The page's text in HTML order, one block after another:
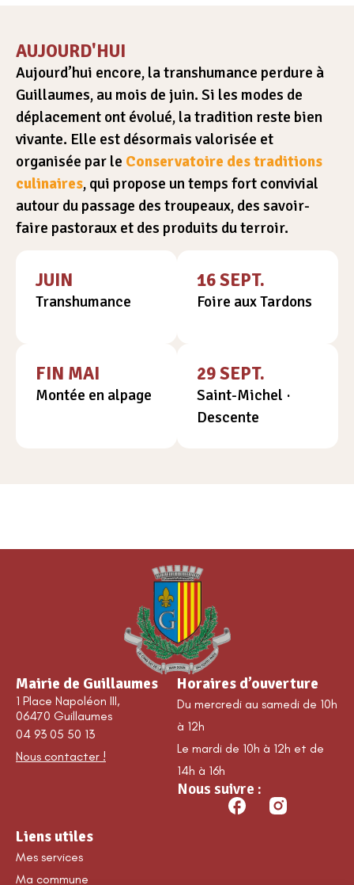
AUJOURD'HUI
Aujourd’hui encore, la transhumance perdure à
Guillaumes, au mois de juin. Si les modes de
déplacement ont évolué, la tradition reste bien
vivante. Elle est désormais valorisée et
organisée par le Conservatoire des traditions
culinaires, qui propose un temps fort convivial
autour du passage des troupeaux, des savoir-
faire pastoraux et des produits du terroir.
JUIN
Transhumance
16 SEPT.
Foire aux Tardons
FIN MAI
Montée en alpage
29 SEPT.
Saint-Michel ·
Descente
Mairie de Guillaumes
1 Place Napoléon III,
06470 Guillaumes
04 93 05 50 13
Nous contacter !
Horaires d’ouverture
Du mercredi au samedi de 10h
à 12h
Le mardi de 10h à 12h et de
14h à 16h
Nous suivre :
Liens utiles
Mes services
Ma commune